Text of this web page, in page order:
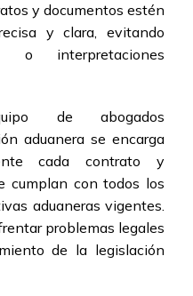
y documentos estén
y clara, evitando
o interpretaciones
de abogados
aduanera se encarga
cada contrato y
cumplan con todos los
aduaneras vigentes.
problemas legales
de la legislación